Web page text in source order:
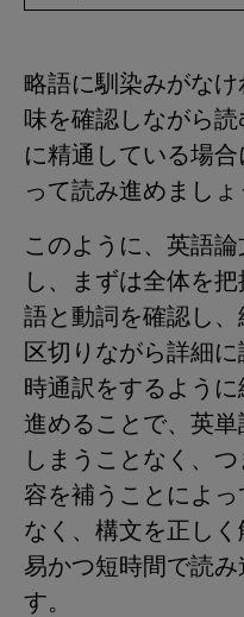
略語に馴染みがな
味を確認しながら
に精通している場
って読み進めましょ
このように、英語
し、まずは全体を
語と動詞を確認し
区切りながら詳細
時通訳をするよう
進めることで、英
しまうことなく、
容を補うことによ
なく、構文を正し
易かつ短時間で読
す。